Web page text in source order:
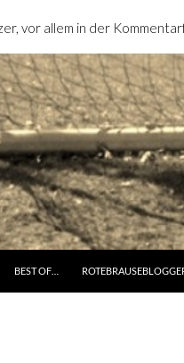
BEST OF…
vor allem in der